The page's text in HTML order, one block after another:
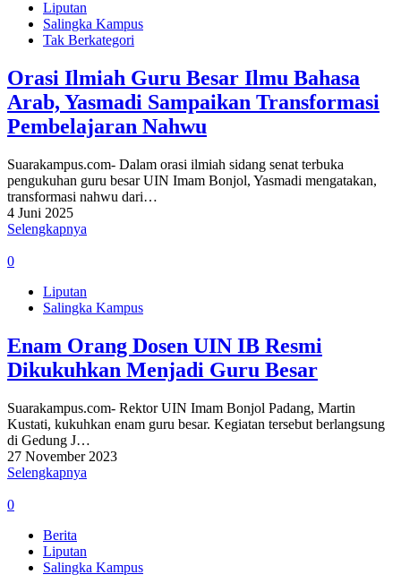
Liputan
Salingka Kampus
Tak Berkategori
Orasi Ilmiah Guru Besar Ilmu Bahasa
Arab, Yasmadi Sampaikan Transformasi
Pembelajaran Nahwu
Suarakampus.com- Dalam orasi ilmiah sidang senat terbuka
pengukuhan guru besar UIN Imam Bonjol, Yasmadi mengatakan,
transformasi nahwu dari…
4 Juni 2025
Selengkapnya
0
Liputan
Salingka Kampus
Enam Orang Dosen UIN IB Resmi
Dikukuhkan Menjadi Guru Besar
Suarakampus.com- Rektor UIN Imam Bonjol Padang, Martin
Kustati, kukuhkan enam guru besar. Kegiatan tersebut berlangsung
di Gedung J…
27 November 2023
Selengkapnya
0
Berita
Liputan
Salingka Kampus